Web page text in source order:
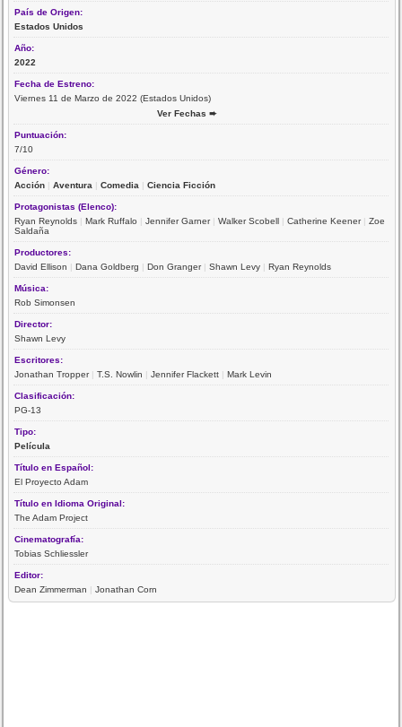
País de Origen:
Estados Unidos
Año:
2022
Fecha de Estreno:
Viernes 11 de Marzo de 2022 (Estados Unidos)
Ver Fechas ➨
Puntuación:
7/10
Género:
Acción |Aventura |Comedia |Ciencia Ficción
Protagonistas (Elenco):
Ryan Reynolds |Mark Ruffalo |Jennifer Garner|Walker Scobell |Catherine Keener|Zoe
Saldaña
Productores:
David Ellison |Dana Goldberg |Don Granger|Shawn Levy |Ryan Reynolds
Música:
Rob Simonsen
Director:
Shawn Levy
Escritores:
Jonathan Tropper|T.S. Nowlin |Jennifer Flackett |Mark Levin
Clasificación:
PG-13
Tipo:
Película
Título en Español:
El Proyecto Adam
Título en Idioma Original:
The Adam Project
Cinematografía:
Tobias Schliessler
Editor:
Dean Zimmerman |Jonathan Corn